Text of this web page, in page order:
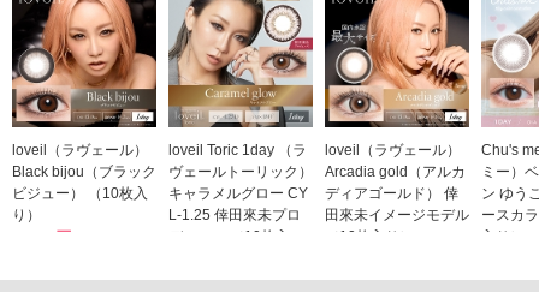
loveil（ラヴェール）
Black bijou（ブラック
ビジュー） （10枚入
り）
1,760円
loveil Toric 1day （ラ
ヴェールトーリック）
キャラメルグロー CY
L-1.25 倖田來未プロ
デュース （10枚入
1,760円(税込)
loveil（ラヴェール）
Arcadia gold（アルカ
ディアゴールド） 倖
田來未イメージモデル
（10枚入り）
Chu's
ミー）
ン ゆう
ースカ
入り）